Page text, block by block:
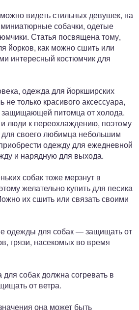
видеть стильных девушек, на
миниатюрные собачки, одетые
Статья посвящена тому,
йорков, как можно сшить или
интересный костюмчик для
одежда для йоркширских
не только красивого аксессуара,
питомца от холода.
люди к переохлаждению, поэтому
для своего любимца небольшим
одежду для ежедневной
и нарядную для выхода.
собак тоже мерзнут в
желательно купить для песика
их сшить или связать своими
одежды для собак — защищать от
грязи, насекомых во время
собак должна согревать в
от ветра.
она может быть